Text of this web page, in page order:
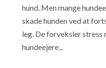
hund. Men mange
skade hunden ved at
leg. De forveksler
hundeejere...